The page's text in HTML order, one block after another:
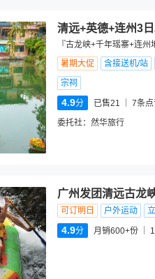
清远+英德+连州3
『古龙峡+千年瑶寨+连
暑期大促
含接送机/站
宗祠
4.9分 已售21 7条
委托社： 然华旅行
广州发团清远古龙
可订明日 户外运动
4.9分 月销600+份